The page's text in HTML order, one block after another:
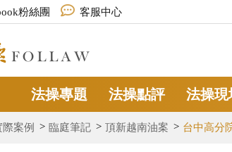
粉絲團 客服中心
法操專題 法操點評 法操現
際案例 臨庭筆記 頂新越南油案 台中高分